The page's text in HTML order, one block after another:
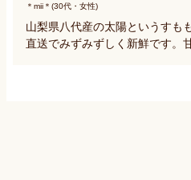
＊mii＊(30代・女性)
山梨県八代産の太陽というすも
直送でみずみずしく新鮮です。